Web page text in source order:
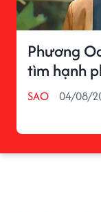
Phương
tìm hạnh
SAO 04/08/